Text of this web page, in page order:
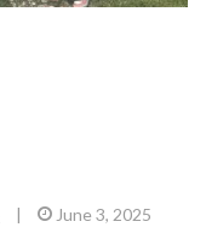
| June 3, 2025